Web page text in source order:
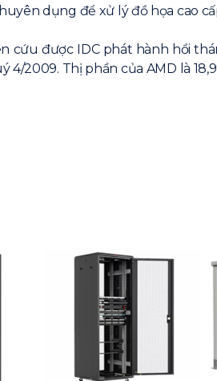
dụng để xử lý đồ họa cao
được IDC phát hành hồi
4/2009. Thị phần của AMD là